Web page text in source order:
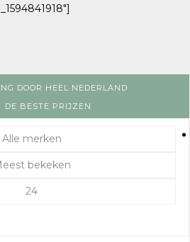
DOOR HEEL NEDERLAND
DE BESTE PRIJZEN
Alle merken
bekeken
24